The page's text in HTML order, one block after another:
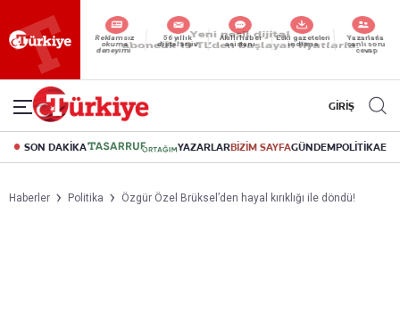
Reklamsız
okuma
deneyimi
56 yıllık
dijital arşiv
Akıllı haber
asistanı
Eski gazeteleri
indirme
Yazarlarla
canlı soru
cevap
GİRİŞ
SON DAKİKA YAZARLARBİZİM SAYFAGÜNDEMPOLİTİKA
Haberler Politika Özgür Özel Brüksel’den hayal kırıklığı ile döndü!